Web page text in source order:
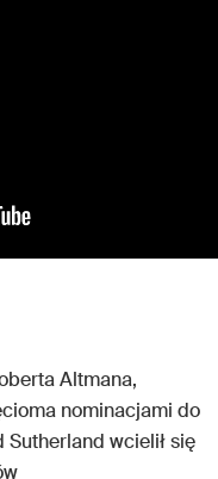
Altmana,
nominacjami do
wcielił się